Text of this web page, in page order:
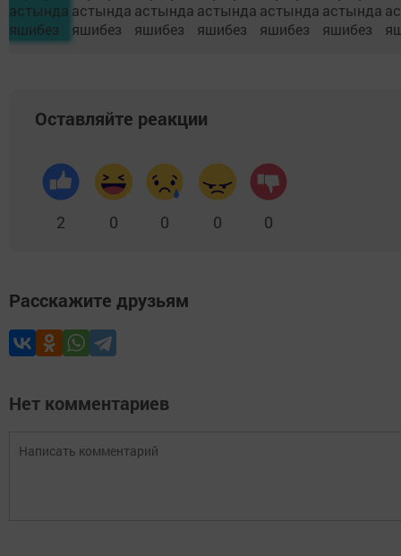
Оставляйте реакции
2 0 0 0 0
Расскажите друзьям
Нет комментариев